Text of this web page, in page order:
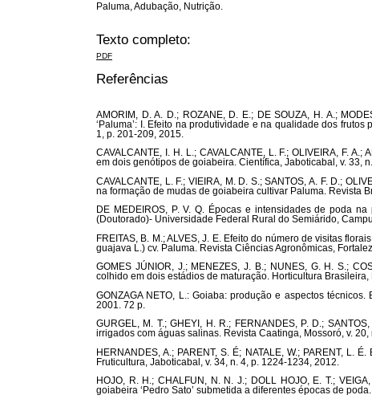
Paluma, Adubação, Nutrição.
Texto completo:
PDF
Referências
AMORIM, D. A. D.; ROZANE, D. E.; DE SOUZA, H. A.;
‘Paluma’: I. Efeito na produtividade e na qualidade dos
1, p. 201-209, 2015.
CAVALCANTE, I. H. L.; CAVALCANTE, L. F.; OLIVEIRA, F.
em dois genótipos de goiabeira. Científica, Jaboticabal, v. 33,
CAVALCANTE, L. F.; VIEIRA, M. D. S.; SANTOS, A. F. D.;
na formação de mudas de goiabeira cultivar Paluma. Revista
DE MEDEIROS, P. V. Q. Épocas e intensidades de poda
(Doutorado)- Universidade Federal Rural do Semiárido,
FREITAS, B. M.; ALVES, J. E. Efeito do número de visitas
guajava L.) cv. Paluma. Revista Ciências Agronômicas,
GOMES JÚNIOR, J.; MENEZES, J. B.; NUNES, G. H. S.;
colhido em dois estádios de maturação. Horticultura Brasileira,
GONZAGA NETO, L.: Goiaba: produção e aspectos
2001. 72 p.
GURGEL, M. T.; GHEYI, H. R.; FERNANDES, P. D.;
irrigados com águas salinas. Revista Caatinga, Mossoró, v. 20,
HERNANDES, A.; PARENT, S. É; NATALE, W.; PARENT, L.
Fruticultura, Jaboticabal, v. 34, n. 4, p. 1224-1234, 2012.
HOJO, R. H.; CHALFUN, N. N. J.; DOLL HOJO, E. T.;
goiabeira ‘Pedro Sato’ submetida a diferentes épocas de